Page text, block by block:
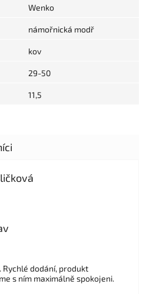
Wenko
námořnická modř
kov
29-50
11,5
dodání, produkt
s ním maximálně spokojeni.